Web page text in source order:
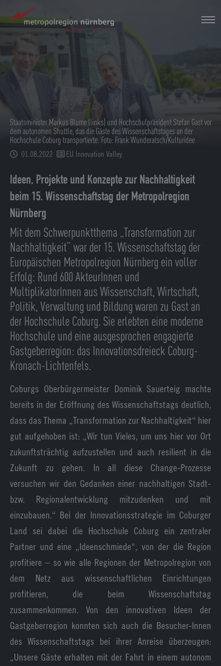
Hauptinhalt
springen
Staatsminister Markus Blume (links) und Hochschulpräsident Stefan Gast vor
dem autonomen Shuttle, das die Gäste des Wissenschaftstages an der
Hochschule Coburg transportierte. Foto: Frank Wunderatsch/Kulturidee
01.08.2022 EU Innovation Valley
Ideen, Projekte und Konzepte zur Nachhaltigkeit
beim 15. Wissenschaftstag der Metropolregion
Nürnberg
Mit dem Schwerpunktthema „Transformation zur
Nachhaltigkeit“ war der 15. Wissenschaftstag der
Europäischen Metropolregion Nürnberg ein voller
Erfolg: Rund 600 AkteurInnen und
MultiplikatorInnen aus Wissenschaft, Wirtschaft,
Politik, Verwaltung und Bildung waren zu Gast an
der Hochschule Coburg. Sie erlebten eine moderne
Hochschule und eine ausgesprochen engagierte
Gastgeberregion: das Innovationsdreieck Coburg-
Kronach-Lichtenfels.
Coburgs Oberbürgermeister Dominik Sauerteig machte
bereits in der Eröffnung des Wissenschaftstags deutlich,
dass das Thema „Transformation zur Nachhaltigkeit“ hier
gut aufgehoben ist: „Wir tun Vieles, um uns hier vor Ort
zukunftsträchtig aufzustellen und auch resilient in die
Zukunft zu gehen. In all diese Change-Prozesse
versuchen wir den Gedanken einer nachhaltigen Stadt-
bzw. Regionalentwicklung mitzudenken und mit
einzubauen.“ Bei der Innovationsstrategie im Coburger
Land sei dabei die Hochschule Coburg ein zentraler
Partner und eine „Ideenschmiede“, von der die Region
profitiere – so wie alle Regionen der Metropolregion von
dem Netz aus wissenschaftlichen Einrichtungen
profitieren, die beim Wissenschaftstag
zusammenkommen. Von den innovativen Ideen der
Gastgeberregion konnten sich auch die Besucher-Innen
des Wissenschaftstags bei ihrer Anreise überzeugen:
„Unsere Gäste erhalten mit der Fahrt in einem autonom